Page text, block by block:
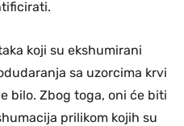
koji su ekshumirani
sa uzorcima krvi
bilo. Zbog toga, oni će biti
prilikom kojih su